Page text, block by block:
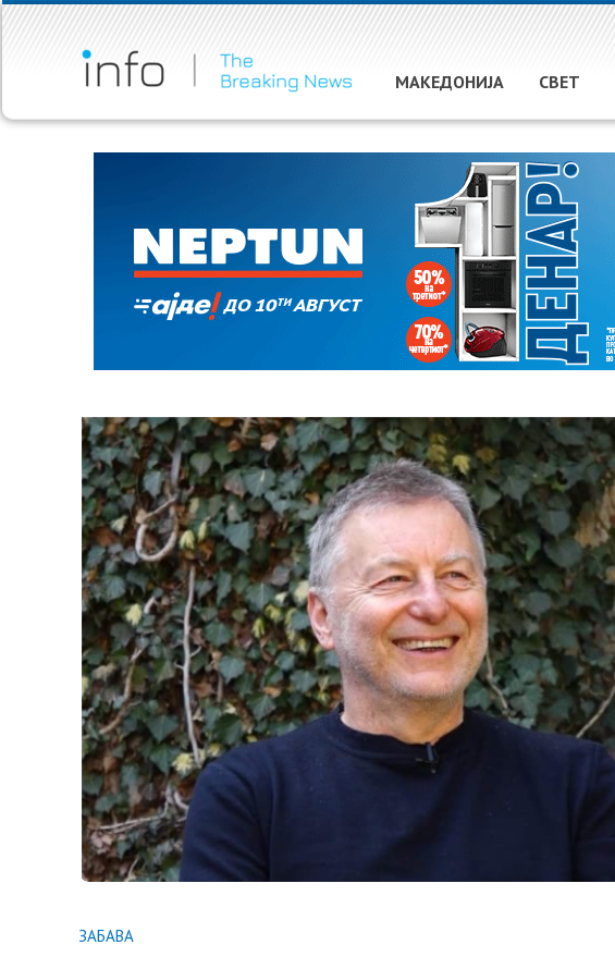
МАКЕДОНИЈА СВЕТ
ЗАБАВА